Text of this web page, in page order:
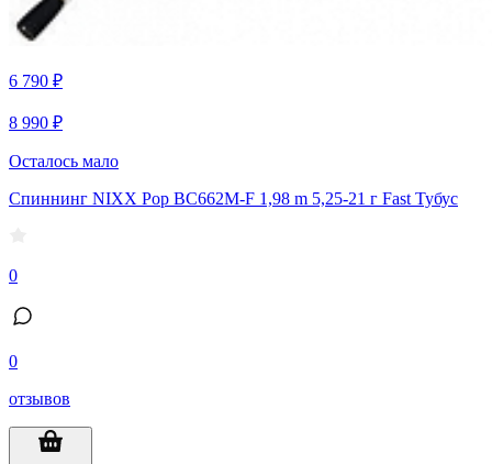
6 790 ₽
8 990 ₽
Осталось мало
Спиннинг NIXX Pop BC662M-F 1,98 m 5,25-21 г Fast Тубус
0
0
отзывов